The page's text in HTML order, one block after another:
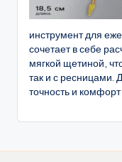
инструмент для
сочетает в себе
мягкой щетиной,
так и с ресницами.
точность и